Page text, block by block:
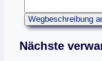
Nächste